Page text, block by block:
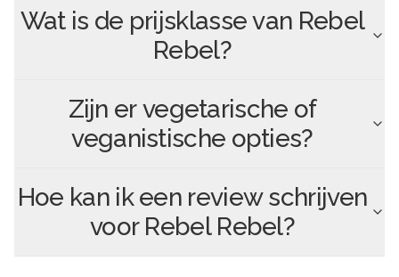
Wat is de prijsklasse van Rebel
Rebel?
Zijn er vegetarische of
veganistische opties?
Hoe kan ik een review schrijven
voor Rebel Rebel?